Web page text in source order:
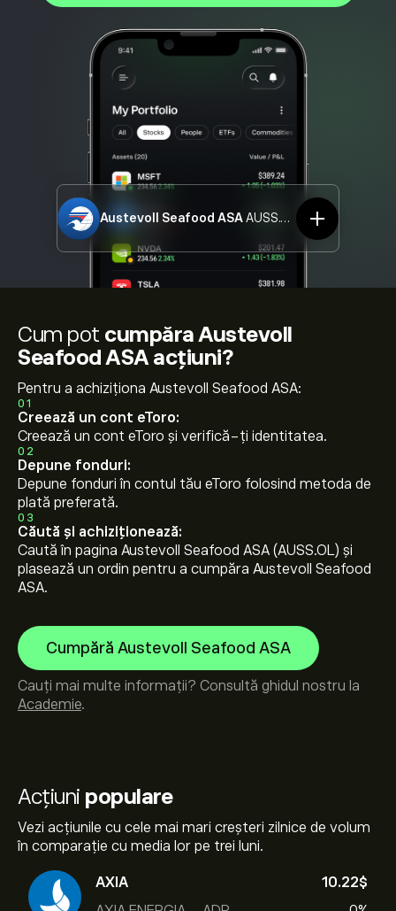
Austevoll Seafood ASAAUSS.OL
Acțiuni populare
Vezi acțiunile cu cele mai mari creșteri zilnice de volum
în comparație cu media lor pe trei luni.
AXIA
10.22‎$‎
Cum pot cumpăra Austevoll
Seafood ASA acțiuni?
Pentru a achiziționa Austevoll Seafood ASA:
01
Creează un cont eToro:
Creează un cont eToro și verifică-ți identitatea.
02
Depune fonduri:
Depune fonduri în contul tău eToro folosind metoda de
plată preferată.
03
Căută și achiziționează:
Caută în pagina Austevoll Seafood ASA (AUSS.OL) și
plasează un ordin pentru a cumpăra Austevoll Seafood
ASA.
Cumpără Austevoll Seafood ASA
Cauți mai multe informații? Consultă ghidul nostru la
Academie.